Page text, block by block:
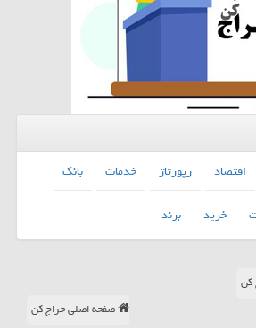
اقتصاد رپورتاژ خدمات
بانك
خرید برند
کن
صفحه اصلی حراج کن